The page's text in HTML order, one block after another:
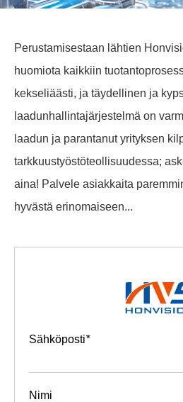
Perustamisestaan ​​lähtien
huomiota kaikkiin
kekseliäästi, ja täydellinen ja
laadunhallintajärjestelmä on
laadun ja parantanut yrityksen
tarkkuustyöstöteollisuudessa;
aina! Palvele asiakkaita
hyvästä erinomaiseen...
*
Sähköposti
Nimi